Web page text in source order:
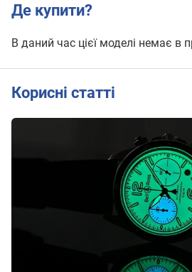
Де купити?
В даний час цієї моделі немає в
Корисні статті